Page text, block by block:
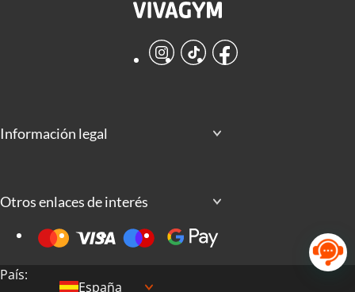
Instagram
TikTokFacebook
Información legal
Otros enlaces de interés
País:
España